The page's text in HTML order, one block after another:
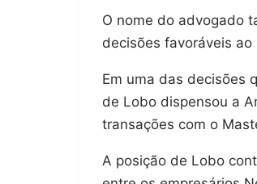
O nome do advogado
decisões favoráveis
Em uma das decisões
de Lobo dispensou a
transações com o
A posição de Lobo